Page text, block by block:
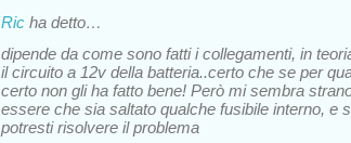
Ric ha detto…
dipende da come sono fatti i collegamenti, in
il circuito a 12v della batteria..certo che se per
certo non gli ha fatto bene! Però mi sembra
essere che sia saltato qualche fusibile interno, e
potresti risolvere il problema